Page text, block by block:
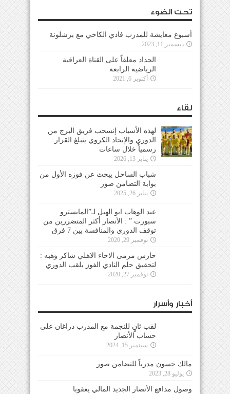
تحت الضوء
أسبوع معايشة للمدرب فادي الكاخي مع برشلونة
ديسمبر 11, 2023
الحداد معلقاً على القناة العراقية
الرياضية الرابعة
أكتوبر 6, 2021
لقاء
لهذه الأسباب إنسحب فريق البرج من
الدوري والإتحاد الكروي يتبلغ القرار
رسمياً خلال ساعات
يناير 13, 2026
شباب الساحل يبحث عن فوزه الأول من
بوابة التضامن صور
يناير 26, 2025
عبد الوهاب ابو الهيل لـ”المايسترو
سبورت ” : الأنصار أكثر المتضررين من
توقف الدوري والمنافسة بين 7 فرق
نوفمبر 29, 2020
حارس مرمى الاخاء الاهلي شاكر وهبه :
لتحقيق حلم النادي الفوز بلقب الدوري
نوفمبر 27, 2020
أخبار وأسرار
لقب ثانٍ للنجمة مع المدرب دراغان على
حساب الأنصار
سبتمبر 15, 2024
مالك حسون مدرباً للتضامن صور
يوليو 28, 2023
وصول مدافع الأنصار الجديد المالي يعقوبا